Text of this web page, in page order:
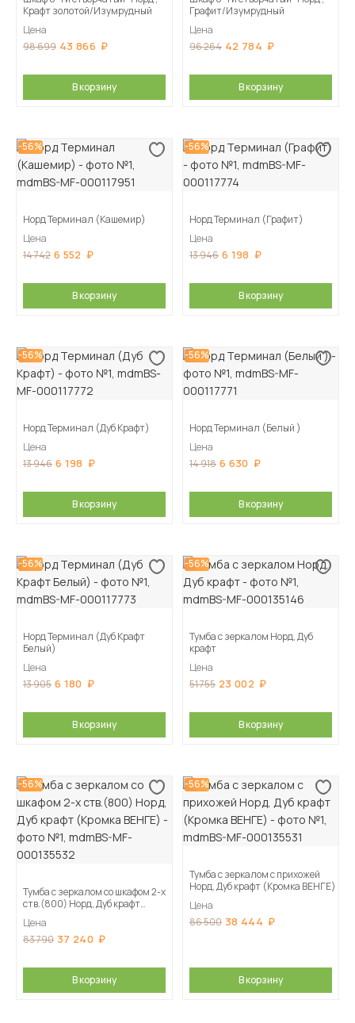
Крафт золотой/Изумрудный
Цена
98 699 43 866
В корзину
Графит/Изумрудный
Цена
96 264 42 784
В корзину
-56%
Норд Терминал (Кашемир)
Цена
14 742 6 552
В корзину
-56%
Норд Терминал (Графит)
Цена
13 946 6 198
В корзину
-56%
Норд Терминал (Дуб Крафт)
Цена
13 946 6 198
В корзину
-56%
Норд Терминал (Белый )
Цена
14 918 6 630
В корзину
-56%
Норд Терминал (Дуб Крафт
Белый)
Цена
13 905 6 180
В корзину
-56%
Тумба с зеркалом Норд, Дуб
крафт
Цена
51 755 23 002
В корзину
-56%
Тумба с зеркалом со шкафом 2-х
ств.(800) Норд, Дуб крафт
Цена
83 790 37 240
В корзину
-56%
Тумба с зеркалом с прихожей
Норд, Дуб крафт (Кромка ВЕНГЕ)
Цена
86 500 38 444
В корзину